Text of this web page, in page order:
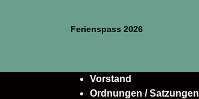
Ferienspass 2026
Vorstand
Ordnungen / Satzungen